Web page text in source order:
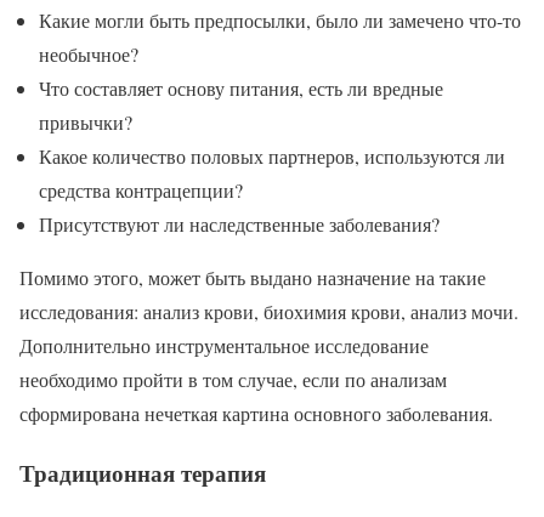
Какие могли быть предпосылки, было ли замечено что-то
необычное?
Что составляет основу питания, есть ли вредные
привычки?
Какое количество половых партнеров, используются ли
средства контрацепции?
Присутствуют ли наследственные заболевания?
Помимо этого, может быть выдано назначение на такие
исследования: анализ крови, биохимия крови, анализ мочи.
Дополнительно инструментальное исследование
необходимо пройти в том случае, если по анализам
сформирована нечеткая картина основного заболевания.
Традиционная терапия